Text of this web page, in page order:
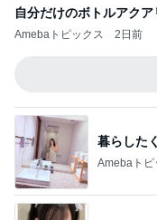
自分だけのボトルアクア
Amebaトピックス 2日前
暮らした
Amebaトピ